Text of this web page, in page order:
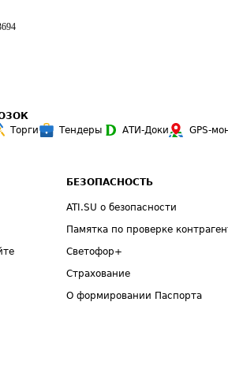
Торги Тендеры АТИ-Доки GPS-
БЕЗОПАСНОСТЬ
ATI.SU о безопасности
Памятка по проверке
Светофор+
Страхование
О формировании Паспорта